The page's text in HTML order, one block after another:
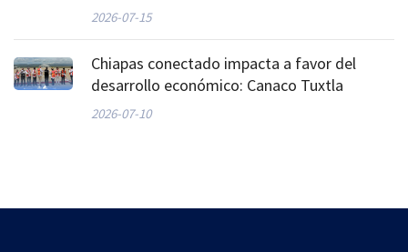
2026-07-15
Chiapas conectado impacta a favor del
desarrollo económico: Canaco Tuxtla
2026-07-10